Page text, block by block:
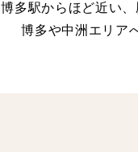
博多駅からほど近い
博多や中洲エリア